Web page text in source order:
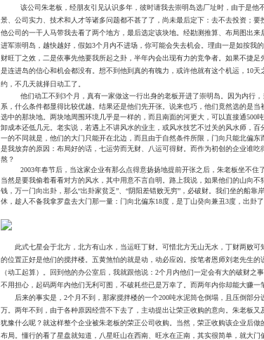
该公司朱老板，经朋友引见认识多年，彼时请我去崇明岛选厂址时，由于是他
景、公司实力、技术和人才等诸多问题都不甚了了，尚未最后定下：去不去投资；要
他公司的一干人马带我去看了两个地方，最后选定该块地。经勘测推算、布局图出来
进军崇明岛，越快越好，假如3个月内不进场，你可能会失去机会。理由一是如按我
财旺丁之效，二是依事先他要我所起之卦，半年内会出现有力的竞争者。如果不捷足
是连进岛的信心和机会都没有。想不到他到真的有魄力，或许他就有这个机运，
10天
约，不几天就择日动工了。
他们动工不到3个月，真有一家做这一行出身的老板开进了崇明岛。因为内行
系，什么条件都显得比较优越。结果还是他们先开张。说来也巧，他们竟然选的是当
选中的那块地。两块地周围环境几乎是一样的，而且南面的河更大，可以直接通500
卸成本还低几元。老实说，若遇上不讲风水的业主，或风水技艺不过关的风水师，百
一的不同就是， 他们的大门只能开在北边，而且由于自然条件所限，门向只能北偏东
是我放弃的原因：布局好的话，七运劳而无财、八运可得财。而作为初创的企业谁吃
熬？
2003年春节后，当这家企业有那么点得意扬扬地提前开张之后，朱老板坐不住
当然是要我偷着看看对方的风水，其中用意不言自明。路上我说，如果他们的山向不
钱，万一门向出卦，那么“出卦家贫乏”、“阴阳差错败无穷”，必破财。我们坐的船靠
休，趁人不备我拿罗盘去大门那一量：门向北偏东18度，是丁山癸向兼丑3度，出卦
此式七星会于北方，北方有山水，当运旺丁财。可惜北方无山无水，丁财两败可
的位置正好是他们的搅拌楼。五黄煞怕的就是动，动必应凶。按笔者恩师刘老先生的
（动工起算）。回到他的办公室后，我就跟他说： 2个月内他们一定会有大的破财之
不用担心，起码两年内他们无利可图，不破耗些已是万幸了。而两年内你却能大赚一
后来的事实是， 2个月不到，那家搅拌楼的一个200吨水泥筒仓倒塌，且压倒部分
万。两年不到，由于各种原因经营不下去了，主动提出让荣正收购的意向。朱老板又
犹豫什么呢？就这样整个企业被朱老板的荣正公司收购。当然，荣正收购该企业后做
布局。懂行的看了星盘就知道，八星旺山在西南、旺水在正南，其实很简单，就大门